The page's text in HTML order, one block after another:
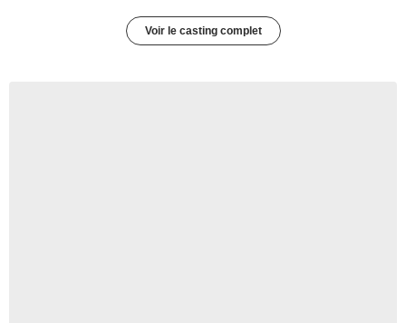
Voir le casting complet